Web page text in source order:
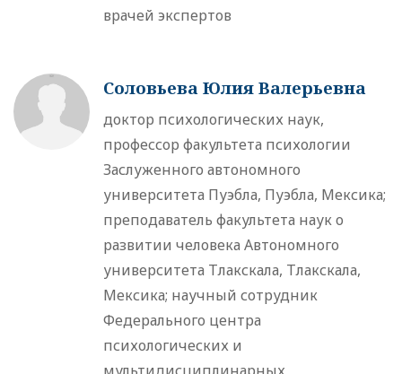
врачей экспертов
Соловьева Юлия Валерьевна
доктор психологических наук,
профессор факультета психологии
Заслуженного автономного
университета Пуэбла, Пуэбла, Мексика;
преподаватель факультета наук о
развитии человека Автономного
университета Тлакскала, Тлакскала,
Мексика; научный сотрудник
Федерального центра
психологических и